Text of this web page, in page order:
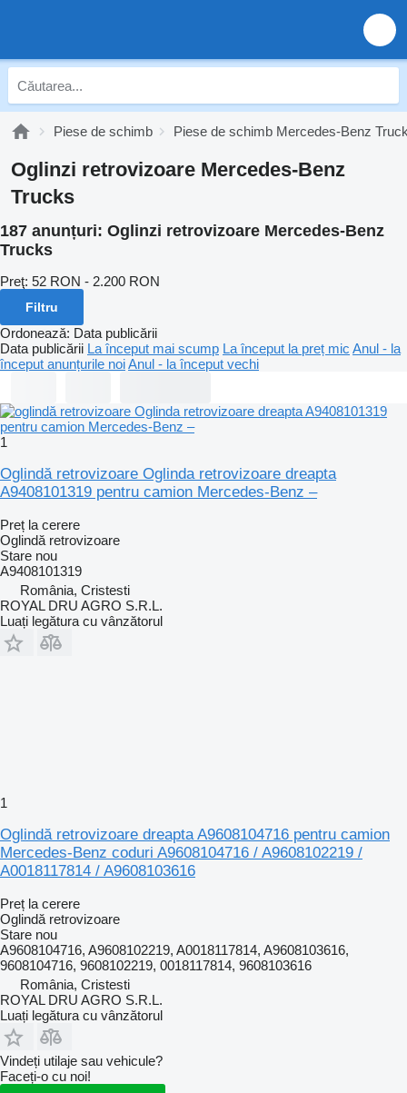
Piese de schimb Piese de schimb Mercedes-Benz
Oglinzi retrovizoare Mercedes-Benz
Trucks
187 anunțuri: Oglinzi retrovizoare Mercedes-Benz
Trucks
Preţ: 52 RON - 2.200 RON
Filtru
Ordonează: Data publicării
Data publicării La început mai scump La început la preț mic Anul - la
început anunțurile noiAnul - la început vechi
1
Oglindă retrovizoare Oglinda retrovizoare dreapta
A9408101319 pentru camion Mercedes-Benz –
Preț la cerere
Oglindă retrovizoare
Stare nou
A9408101319
România, Cristesti
ROYAL DRU AGRO S.R.L.
Luați legătura cu vânzătorul
1
Oglindă retrovizoare dreapta A9608104716 pentru camion
Mercedes-Benz coduri A9608104716 / A9608102219 /
A0018117814 / A9608103616
Preț la cerere
Oglindă retrovizoare
Stare nou
A9608104716, A9608102219, A0018117814, A9608103616,
9608104716, 9608102219, 0018117814, 9608103616
România, Cristesti
ROYAL DRU AGRO S.R.L.
Luați legătura cu vânzătorul
Vindeți utilaje sau vehicule?
Faceți-o cu noi!